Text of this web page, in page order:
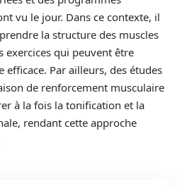
vu le jour. Dans ce contexte, il
la structure des muscles
exercices qui peuvent être
Par ailleurs, des études
de renforcement musculaire
à la fois la tonification et la
rendant cette approche